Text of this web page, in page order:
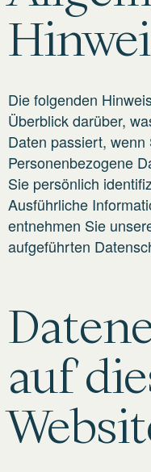
Die folgenden
Überblick darüber,
Daten passiert,
Personenbezogene
Sie persönlich
Ausführliche
entnehmen Sie
aufgeführten
auf